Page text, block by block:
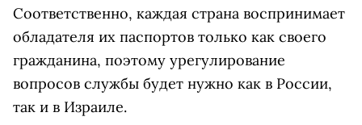
Соответственно, каждая страна воспринимает
обладателя их паспортов только как своего
гражданина, поэтому урегулирование
вопросов службы будет нужно как в России,
так и в Израиле.